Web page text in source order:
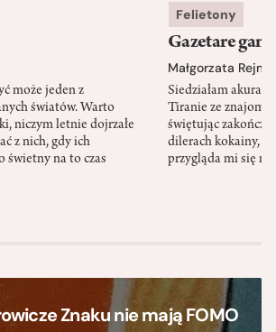
może jeden z
światów. Warto
niczym letnie dojrzałe
z nich, gdy ich
świetny na to czas
Felietony
Gazetare
Małgorzata
Siedziałam akurat
Tiranie ze
świętując
dilerach kokainy,
przygląda mi się
Znaku nie mają FOMO